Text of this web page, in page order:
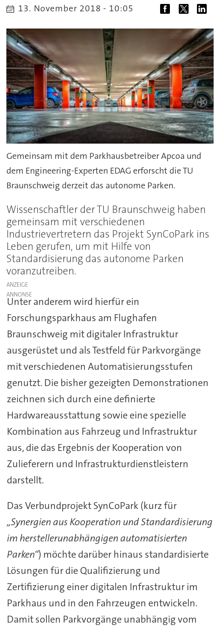
13. November 2018 - 10:05
Gemeinsam mit dem Parkhausbetreiber Apcoa und
dem Engineering-Experten EDAG erforscht die TU
Braunschweig derzeit das autonome Parken.
Wissenschaftler der TU Braunschweig haben
gemeinsam mit verschiedenen
Industrievertretern das Projekt SynCoPark ins
Leben gerufen, um mit Hilfe von
Standardisierung das autonome Parken
voranzutreiben.
ANZEIGE
Unter anderem wird hierfür ein
Forschungsparkhaus am Flughafen
Braunschweig mit digitaler Infrastruktur
ausgerüstet und als Testfeld für Parkvorgänge
mit verschiedenen Automatisierungsstufen
genutzt. Die bisher gezeigten Demonstrationen
zeichnen sich durch eine definierte
Hardwareausstattung sowie eine spezielle
Kombination aus Fahrzeug und Infrastruktur
aus, die das Ergebnis der Kooperation von
Zulieferern und Infrastrukturdienstleistern
darstellt.
Das Verbundprojekt SynCoPark (kurz für
„Synergien aus Kooperation und Standardisierung
im herstellerunabhängigen automatisierten
Parken“) möchte darüber hinaus standardisierte
Lösungen für die Qualifizierung und
Zertifizierung einer digitalen Infrastruktur im
Parkhaus und in den Fahrzeugen entwickeln.
Damit sollen Parkvorgänge unabhängig vom